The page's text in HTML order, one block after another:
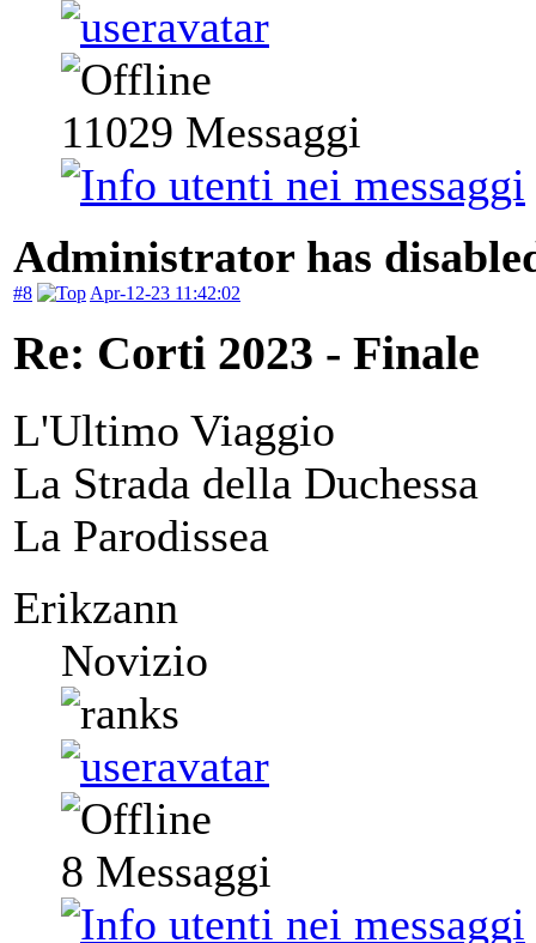
11029 Messaggi
Administrator has
#8 Apr-12-23 11:42:02
Re: Corti 2023 - Finale
L'Ultimo Viaggio
La Strada della Duchessa
La Parodissea
Erikzann
Novizio
8 Messaggi